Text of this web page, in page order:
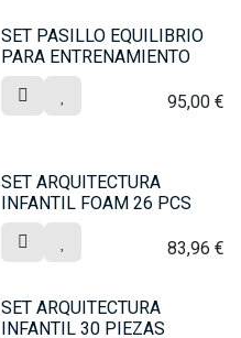
SET PASILLO EQUILIBRIO
PARA ENTRENAMIENTO
95,00€
SET ARQUITECTURA
INFANTIL FOAM 26 PCS
83,96 €
SET ARQUITECTURA
INFANTIL 30 PIEZAS